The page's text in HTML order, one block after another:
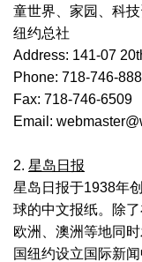
童世界、家园、科
纽约总社
Address: 141-07
Phone: 718-746-
Fax: 718-746-6509
Email:
2. 星岛日报
星岛日报于1938年
球的中文报纸。除
欧洲、澳洲等地同
国纽约设立国际新